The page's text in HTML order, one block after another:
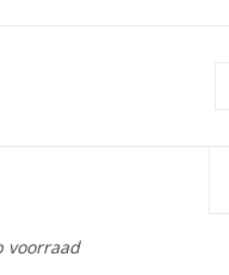
voorraad